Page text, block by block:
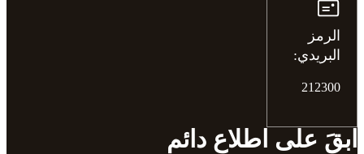
الرمز
البريدي:
212300
ابقَ على اطلاع دائم